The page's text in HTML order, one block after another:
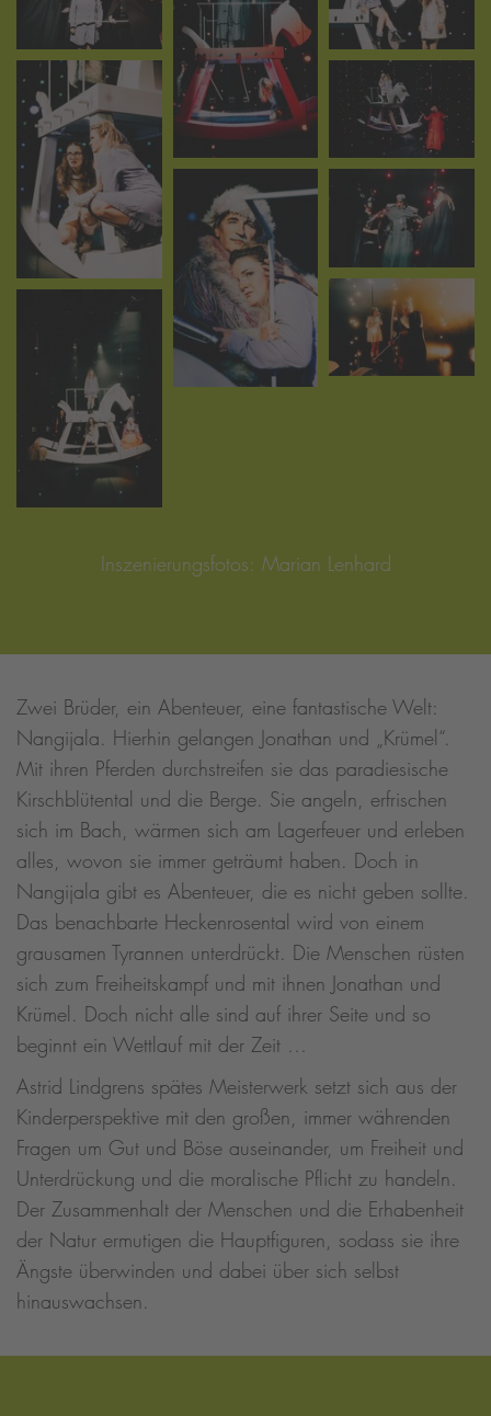
Inszenierungsfotos: Marian Lenhard
Zwei Brüder, ein Abenteuer, eine fantastische Welt:
Nangijala. Hierhin gelangen Jonathan und „Krümel“.
Mit ihren Pferden durchstreifen sie das paradiesische
Kirschblütental und die Berge. Sie angeln, erfrischen
sich im Bach, wärmen sich am Lagerfeuer und erleben
alles, wovon sie immer geträumt haben. Doch in
Nangijala gibt es Abenteuer, die es nicht geben sollte.
Das benachbarte Heckenrosental wird von einem
grausamen Tyrannen unterdrückt. Die Menschen rüsten
sich zum Freiheitskampf und mit ihnen Jonathan und
Krümel. Doch nicht alle sind auf ihrer Seite und so
beginnt ein Wettlauf mit der Zeit …
Astrid Lindgrens spätes Meisterwerk setzt sich aus der
Kinderperspektive mit den großen, immer währenden
Fragen um Gut und Böse auseinander, um Freiheit und
Unterdrückung und die moralische Pflicht zu handeln.
Der Zusammenhalt der Menschen und die Erhabenheit
der Natur ermutigen die Hauptfiguren, sodass sie ihre
Ängste überwinden und dabei über sich selbst
hinauswachsen.